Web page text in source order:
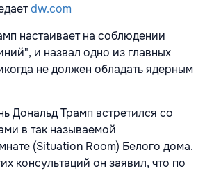
dw.com
настаивает на соблюдении
и назвал одно из главных
не должен обладать ядерным
Дональд Трамп встретился со
в так называемой
(Situation Room) Белого дома.
консультаций он заявил, что по